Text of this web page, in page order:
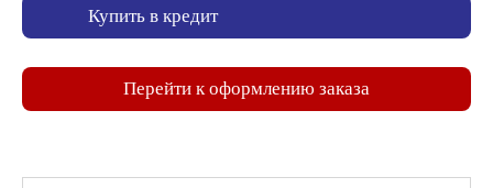
Купить в кредит
Перейти к оформлению заказа